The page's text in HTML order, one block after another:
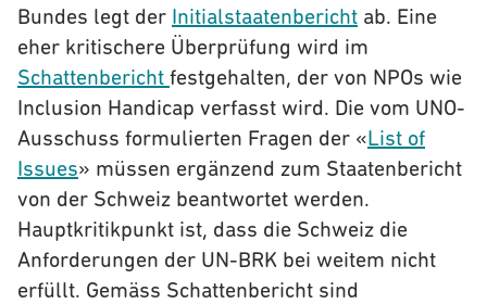
Bundes legt der Initialstaatenbericht ab. Eine
eher kritischere Überprüfung wird im
Schattenbericht festgehalten, der von NPOs wie
Inclusion Handicap verfasst wird. Die vom UNO-
Ausschuss formulierten Fragen der «List of
Issues» müssen ergänzend zum Staatenbericht
von der Schweiz beantwortet werden.
Hauptkritikpunkt ist, dass die Schweiz die
Anforderungen der UN-BRK bei weitem nicht
erfüllt. Gemäss Schattenbericht sind